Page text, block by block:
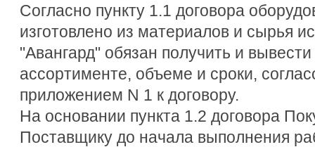
Согласно пункту 1.1 договора
изготовлено из материалов и сырья
"Авангард" обязан получить и
ассортименте, объеме и сроки,
приложением N 1 к договору.
На основании пункта 1.2 договора
Поставщику до начала выполнения